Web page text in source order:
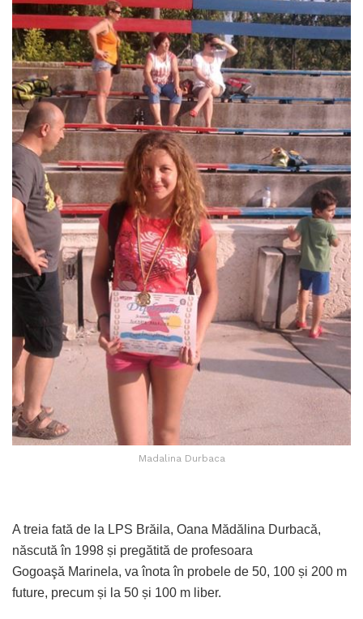
Madalina Durbaca
A treia fată de la LPS Brăila, Oana Mădălina Durbacă,
născută în 1998 și pregătită de profesoara
Gogoaşă Marinela, va înota în probele de 50, 100 și 200 m
future, precum și la 50 și 100 m liber.